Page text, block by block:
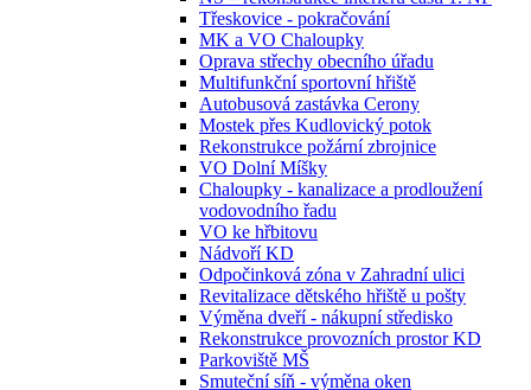
Třeskovice - pokračování
MK a VO Chaloupky
Oprava střechy obecního úřadu
Multifunkční sportovní hřiště
Autobusová zastávka Cerony
Mostek přes Kudlovický potok
Rekonstrukce požární zbrojnice
VO Dolní Míšky
Chaloupky - kanalizace a prodloužení
vodovodního řadu
VO ke hřbitovu
Nádvoří KD
Odpočinková zóna v Zahradní ulici
Revitalizace dětského hřiště u pošty
Výměna dveří - nákupní středisko
Rekonstrukce provozních prostor KD
Parkoviště MŠ
Smuteční síň - výměna oken